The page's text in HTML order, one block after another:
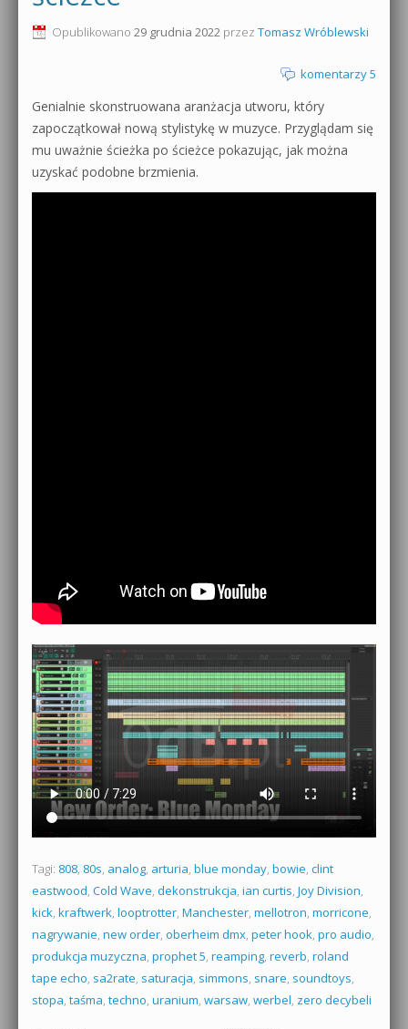
Produkcja muzyczna od podstaw
Sound Forge od podstaw
Dubstep z syntezatorem Massive
0dB.pl - informacje
Materiały dla mediów
Archiwum aktualności
Polityka prywatności
Opublikowano 29 grudnia 2022 przez Tomasz Wróblewski
komentarzy 5
Genialnie skonstruowana aranżacja utworu, który
zapoczątkował nową stylistykę w muzyce. Przyglądam się
mu uważnie ścieżka po ścieżce pokazując, jak można
uzyskać podobne brzmienia.
Tagi: 808, 80s, analog, arturia, blue monday, bowie, clint
eastwood, Cold Wave, dekonstrukcja, ian curtis, Joy Division,
kick, kraftwerk, looptrotter, Manchester, mellotron, morricone,
nagrywanie, new order, oberheim dmx, peter hook, pro audio,
produkcja muzyczna, prophet 5, reamping, reverb, roland
tape echo, sa2rate, saturacja, simmons, snare, soundtoys,
stopa, taśma, techno, uranium, warsaw, werbel, zero decybeli